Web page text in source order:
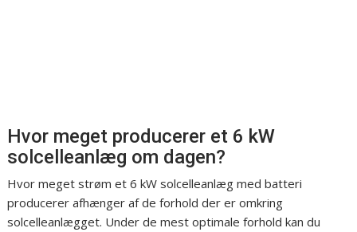
Hvor meget producerer et 6 kW
solcelleanlæg om dagen?
Hvor meget strøm et 6 kW solcelleanlæg med batteri
producerer afhænger af de forhold der er omkring
solcelleanlægget. Under de mest optimale forhold kan du